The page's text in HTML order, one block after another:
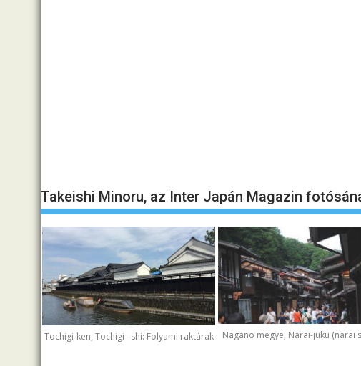
Takeishi Minoru, az Inter Japán Magazin
Tochigi-ken, Tochigi –shi: Folyami raktárak Nagano megye, Narai-juku (narai